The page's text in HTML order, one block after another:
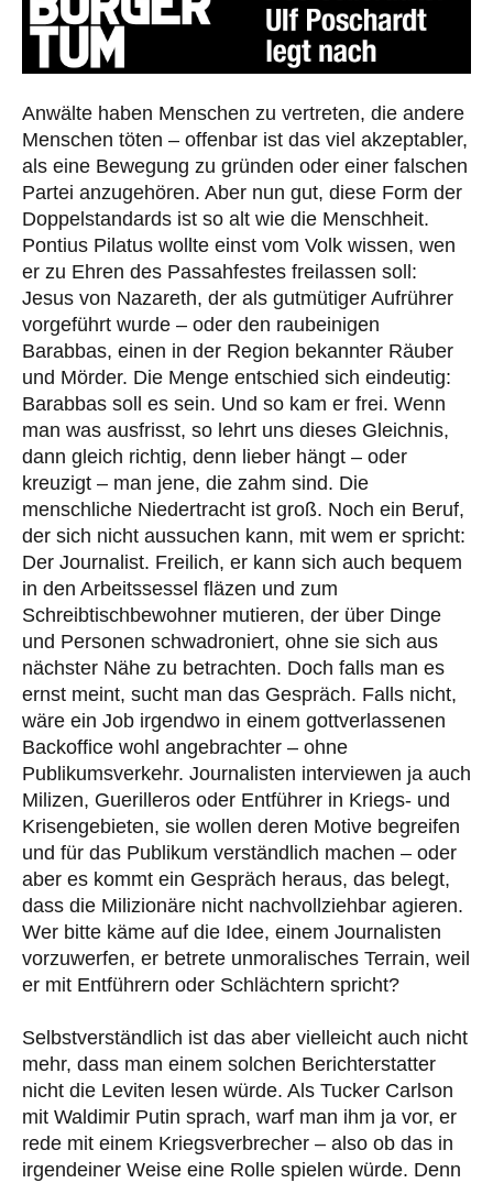
Anwälte haben Menschen zu vertreten, die andere
Menschen töten – offenbar ist das viel akzeptabler,
als eine Bewegung zu gründen oder einer falschen
Partei anzugehören. Aber nun gut, diese Form der
Doppelstandards ist so alt wie die Menschheit.
Pontius Pilatus wollte einst vom Volk wissen, wen
er zu Ehren des Passahfestes freilassen soll:
Jesus von Nazareth, der als gutmütiger Aufrührer
vorgeführt wurde – oder den raubeinigen
Barabbas, einen in der Region bekannter Räuber
und Mörder. Die Menge entschied sich eindeutig:
Barabbas soll es sein. Und so kam er frei. Wenn
man was ausfrisst, so lehrt uns dieses Gleichnis,
dann gleich richtig, denn lieber hängt – oder
kreuzigt – man jene, die zahm sind. Die
menschliche Niedertracht ist groß. Noch ein Beruf,
der sich nicht aussuchen kann, mit wem er spricht:
Der Journalist. Freilich, er kann sich auch bequem
in den Arbeitssessel fläzen und zum
Schreibtischbewohner mutieren, der über Dinge
und Personen schwadroniert, ohne sie sich aus
nächster Nähe zu betrachten. Doch falls man es
ernst meint, sucht man das Gespräch. Falls nicht,
wäre ein Job irgendwo in einem gottverlassenen
Backoffice wohl angebrachter – ohne
Publikumsverkehr. Journalisten interviewen ja auch
Milizen, Guerilleros oder Entführer in Kriegs- und
Krisengebieten, sie wollen deren Motive begreifen
und für das Publikum verständlich machen – oder
aber es kommt ein Gespräch heraus, das belegt,
dass die Milizionäre nicht nachvollziehbar agieren.
Wer bitte käme auf die Idee, einem Journalisten
vorzuwerfen, er betrete unmoralisches Terrain, weil
er mit Entführern oder Schlächtern spricht?
Selbstverständlich ist das aber vielleicht auch nicht
mehr, dass man einem solchen Berichterstatter
nicht die Leviten lesen würde. Als Tucker Carlson
mit Waldimir Putin sprach, warf man ihm ja vor, er
rede mit einem Kriegsverbrecher – also ob das in
irgendeiner Weise eine Rolle spielen würde. Denn